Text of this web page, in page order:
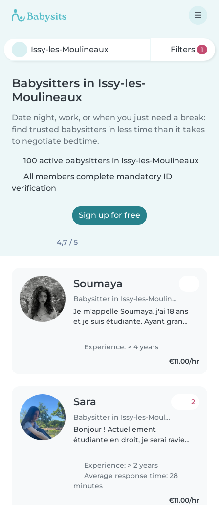
Filters 1
Babysitters in Issy-les-
Moulineaux
Date night, work, or when you just need a break:
find trusted babysitters in less time than it takes
to negotiate bedtime.
100 active babysitters in Issy-les-Moulineaux
All members complete mandatory ID
verification
Sign up for free
4,7 / 5
Soumaya
Babysitter in Issy-les-Moulineaux
Je m'appelle Soumaya, j'ai 18 ans
et je suis étudiante. Ayant grandi
l'habitude de m'occuper
d'enfants au quotidien et je suis
Experience: > 4 years
€11.00/hr
Sara
Babysitter in Issy-les-Moulineaux
2
Bonjour ! Actuellement
étudiante en droit, je serai ravie
d'enfants depuis 2ans et étant
moi-même issue d'une famille
nombreuse,..
Experience: > 2 years
Average response time: 28
minutes
€11.00/hr